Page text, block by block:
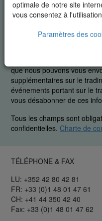
optimale de notre site
vous consentez à
Paramètres des
DÉMO GRATUITE
En demandant cet article
que nous pouvons vous
supplémentaires sur le
événements portant sur le
vous désabonner de ces
Tous les champs sont
confidentielles. Charte de
TÉLÉPHONE & FAX
LU: +352 42 80 42 81
FR: +33 (0)1 48 01 47 61
CH: +41 44 350 42 40
Fax: +33 (0)1 48 01 47 62